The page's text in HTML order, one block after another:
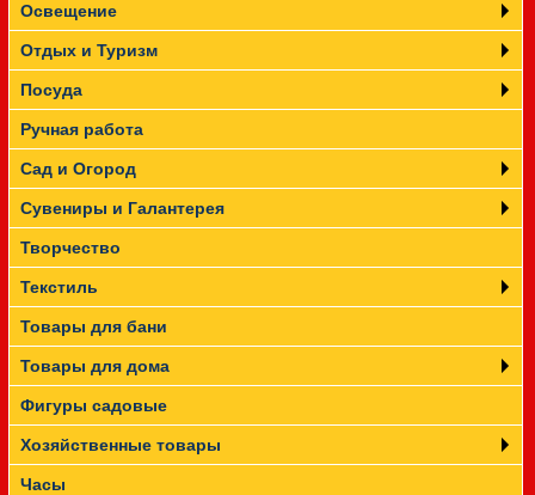
Освещение
Отдых и Туризм
Посуда
Ручная работа
Сад и Огород
Сувениры и Галантерея
Творчество
Текстиль
Товары для бани
Товары для дома
Фигуры садовые
Хозяйственные товары
Часы